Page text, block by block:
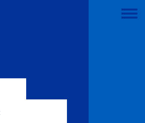
Toggle